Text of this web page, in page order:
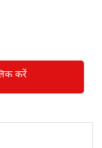
करें